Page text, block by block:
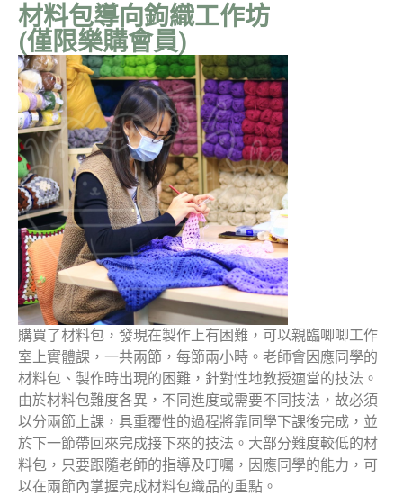
材料包導向鉤織工作坊
(僅限樂購會員)
購買了材料包，發現在製作上有困難，可以親臨唧唧工作
室上實體課，一共兩節，每節兩小時。老師會因應同學的
材料包、製作時出現的困難，針對性地教授適當的技法。
由於材料包難度各異，不同進度或需要不同技法，故必須
以分兩節上課，具重覆性的過程將靠同學下課後完成，並
於下一節帶回來完成接下來的技法。大部分難度較低的材
料包，只要跟隨老師的指導及叮囑，因應同學的能力，可
以在兩節內掌握完成材料包織品的重點。